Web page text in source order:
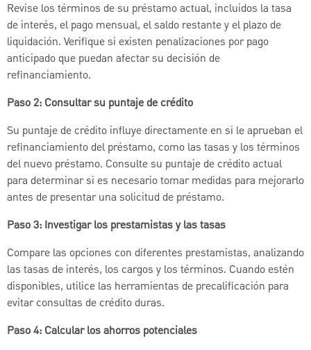
Revise los términos de su préstamo actual, incluidos la tasa
de interés, el pago mensual, el saldo restante y el plazo de
liquidación. Verifique si existen penalizaciones por pago
anticipado que puedan afectar su decisión de
refinanciamiento.
Paso 2: Consultar su puntaje de crédito
Su puntaje de crédito influye directamente en si le aprueban el
refinanciamiento del préstamo, como las tasas y los términos
del nuevo préstamo. Consulte su puntaje de crédito actual
para determinar si es necesario tomar medidas para mejorarlo
antes de presentar una solicitud de préstamo.
Paso 3: Investigar los prestamistas y las tasas
Compare las opciones con diferentes prestamistas, analizando
las tasas de interés, los cargos y los términos. Cuando estén
disponibles, utilice las herramientas de precalificación para
evitar consultas de crédito duras.
Paso 4: Calcular los ahorros potenciales